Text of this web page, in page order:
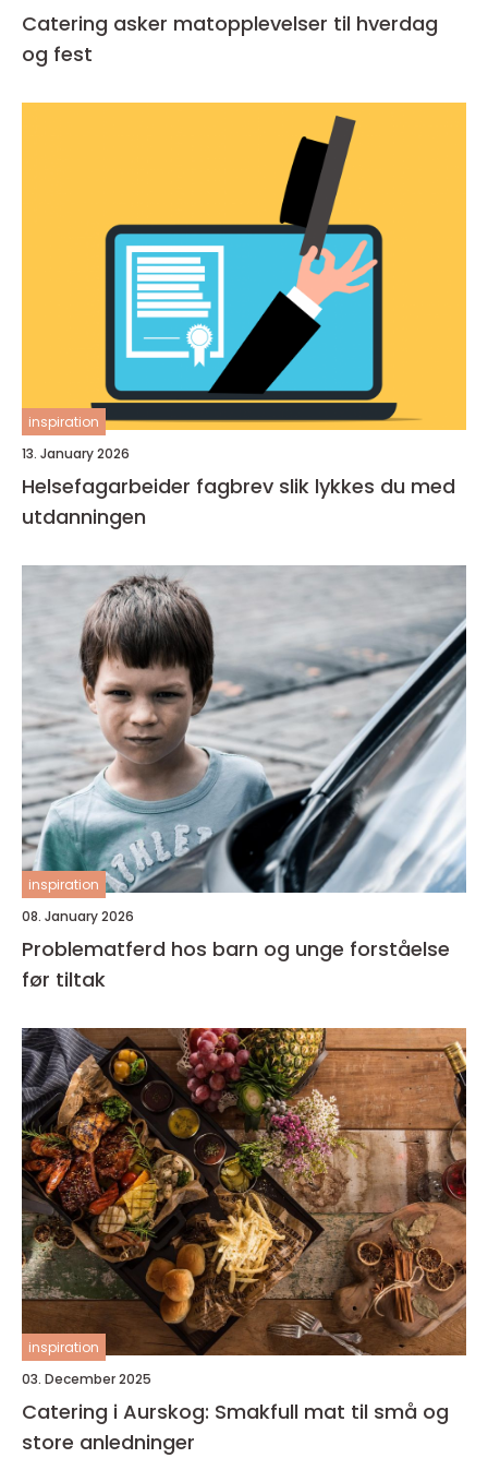
Catering asker matopplevelser til hverdag
og fest
inspiration
13. January 2026
Helsefagarbeider fagbrev slik lykkes du med
utdanningen
inspiration
08. January 2026
Problematferd hos barn og unge forståelse
før tiltak
inspiration
03. December 2025
Catering i Aurskog: Smakfull mat til små og
store anledninger